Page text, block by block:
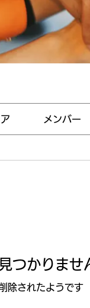
メンバー
つかりませ
除されたようです